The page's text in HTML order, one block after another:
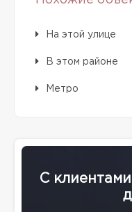
На этой улице
В этом районе
Метро
С